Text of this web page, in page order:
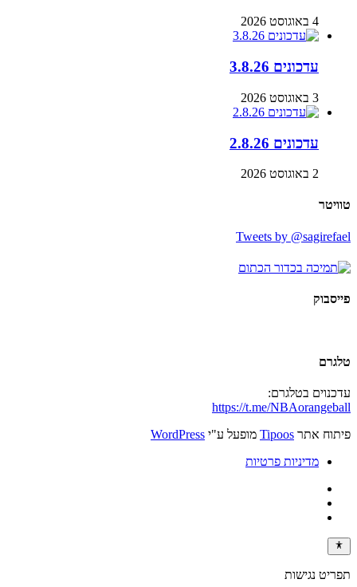
4 באוגוסט 2026
עדכונים 3.8.26
3 באוגוסט 2026
עדכונים 2.8.26
2 באוגוסט 2026
טוויטר
Tweets by @sagirefael
פייסבוק
טלגרם
עדכנוים בטלגרם:
https://t.me/NBAorangeball
פיתוח אתר Tipoos מופעל ע"י WordPress
מדיניות פרטיות
תפריט נגישות